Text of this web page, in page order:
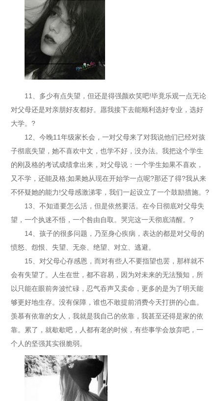
11、多少有点失望，但还是得强颜欢笑吧!毕竟乐观一点无论
对父母还是对亲朋好友都好。愿我接下去能顺利选好专业，选好
大学。?
12、今晚11年级家长会，一对父母来了对我说他们已经对孩
子彻底失望，她不喜欢中文，也学不好，没办法。我把这个学生
的刚及格的考试成绩拿出来，对父母说：一个学生如果不喜欢，
又不学，还能及格;如果她从现在开始学一点呢?那还了得?我从来
不怀疑她的能力!父母感激涕零，我们一起设立了一个鼓励措施。?
13、不知道要怎么活，但是依然要活。在今日彻底对父母失
望，一个执迷不悟，一个咎由自取。哭完这一天彻底清醒。?
14、孩子的很多问题，乃至身心疾病，表达的都是对父母的
愤怒、怨恨、失望、无奈、绝望、对立、逃避。
15、对父母心存感恩，而对有些人不要指望也罢，那样就不
会有失望了。人生在世，都不容易，因为对未来的无法预知，所
以只能在眼前奔波忙碌，忍气吞声又卖命，更多的是为了明天能
够更好地生存。没有保障，谁也不敢提前消费今天打拼的心血。
羡慕有依靠的女人，我就是我自己的依靠，我甚至还得是家的依
靠。累了，就歇歇吧，人都有老的时候，有些事学会放弃吧，一
个人的坚强其实很脆弱。